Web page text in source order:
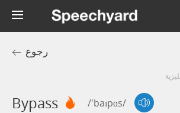
رجوع
Bypass /'baɪpɑs/